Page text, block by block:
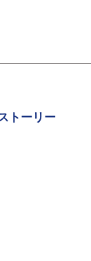
トーリー